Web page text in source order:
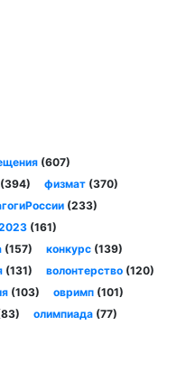
(607)
физмат(370)
(233)
(161)
(157) конкурс(139)
(131) волонтерство(120)
(103) овримп(101)
олимпиада(77)